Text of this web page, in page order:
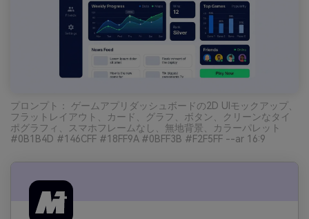
プロンプト： ゲームアプリダッシュボードの2D UIモックアップ、
フラットレイアウト、カード、グラフ、ボタン、クリーンなタイ
ポグラフィ、スマホフレームなし、無地背景、カラーパレット
#0B1B4D #146CFF #18FF9A #0BFF3B #F2F5FF --ar 16:9